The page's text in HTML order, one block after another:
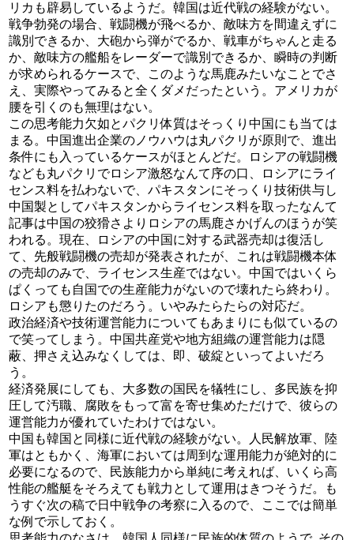
リカも辟易しているようだ。韓国は近代戦の経験がない。
戦争勃発の場合、戦闘機が飛べるか、敵味方を間違えずに
識別できるか、大砲から弾がでるか、戦車がちゃんと走る
か、敵味方の艦船をレーダーで識別できるか、瞬時の判断
が求められるケースで、このような馬鹿みたいなことでさ
え、実際やってみると全くダメだったという。アメリカが
腰を引くのも無理はない。
この思考能力欠如とパクリ体質はそっくり中国にも当ては
まる。中国進出企業のノウハウは丸パクリが原則で、進出
条件にも入っているケースがほとんどだ。ロシアの戦闘機
なども丸パクリでロシア激怒なんて序の口、ロシアにライ
センス料を払わないで、パキスタンにそっくり技術供与し
中国製としてパキスタンからライセンス料を取ったなんて
記事は中国の狡猾さよりロシアの馬鹿さかげんのほうが笑
われる。現在、ロシアの中国に対する武器売却は復活し
て、先般戦闘機の売却が発表されたが、これは戦闘機本体
の売却のみで、ライセンス生産ではない。中国ではいくら
ぱくっても自国での生産能力がないので壊れたら終わり。
ロシアも懲りたのだろう。いやみたらたらの対応だ。
政治経済や技術運営能力についてもあまりにも似ているの
で笑ってしまう。中国共産党や地方組織の運営能力は隠
蔽、押さえ込みなくしては、即、破綻といってよいだろ
う。
経済発展にしても、大多数の国民を犠牲にし、多民族を抑
圧して汚職、腐敗をもって富を寄せ集めただけで、彼らの
運営能力が優れていたわけではない。
中国も韓国と同様に近代戦の経験がない。人民解放軍、陸
軍はともかく、海軍においては周到な運用能力が絶対的に
必要になるので、民族能力から単純に考えれば、いくら高
性能の艦艇をそろえても戦力として運用はきつそうだ。も
うすぐ次の稿で日中戦争の考察に入るので、ここでは簡単
な例で示しておく。